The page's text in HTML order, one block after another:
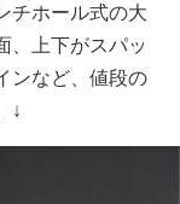
チホール式の大
、上下がスパッ
ンなど、値段の
↓